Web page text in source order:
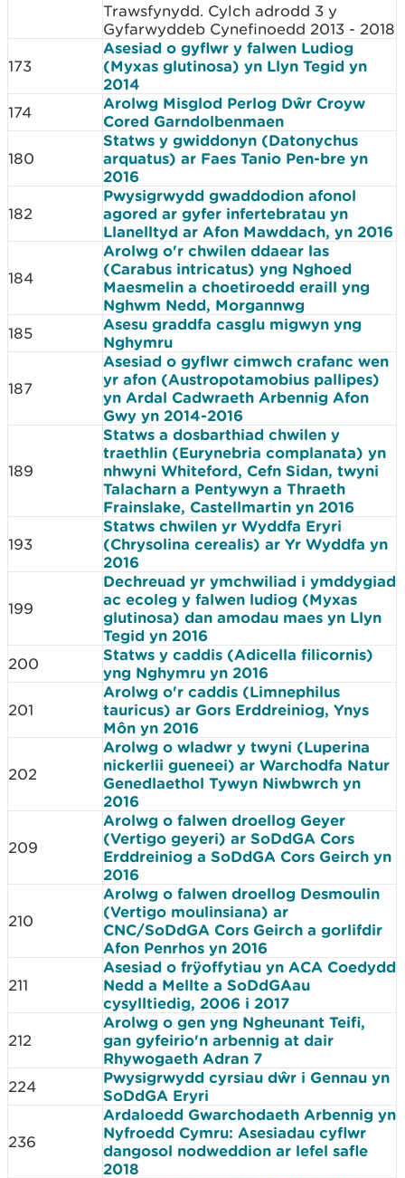
Trawsfynydd. Cylch adrodd 3 y
Gyfarwyddeb Cynefinoedd 2013 - 2018
173
Asesiad o gyflwr y falwen Ludiog
(Myxas glutinosa) yn Llyn Tegid yn
2014
174
Arolwg Misglod Perlog Dŵr Croyw
Cored Garndolbenmaen
180
Statws y gwiddonyn (Datonychus
arquatus) ar Faes Tanio Pen-bre yn
2016
182
Pwysigrwydd gwaddodion afonol
agored ar gyfer infertebratau yn
Llanelltyd ar Afon Mawddach, yn 2016
184
Arolwg o'r chwilen ddaear las
(Carabus intricatus) yng Nghoed
Maesmelin a choetiroedd eraill yng
Nghwm Nedd, Morgannwg
185
Asesu graddfa casglu migwyn yng
Nghymru
187
Asesiad o gyflwr cimwch crafanc wen
yr afon (Austropotamobius pallipes)
yn Ardal Cadwraeth Arbennig Afon
Gwy yn 2014-2016
189
Statws a dosbarthiad chwilen y
traethlin (Eurynebria complanata) yn
nhwyni Whiteford, Cefn Sidan, twyni
Talacharn a Pentywyn a Thraeth
Frainslake, Castellmartin yn 2016
193
Statws chwilen yr Wyddfa Eryri
(Chrysolina cerealis) ar Yr Wyddfa yn
2016
199
Dechreuad yr ymchwiliad i ymddygiad
ac ecoleg y falwen ludiog (Myxas
glutinosa) dan amodau maes yn Llyn
Tegid yn 2016
200
Statws y caddis (Adicella filicornis)
yng Nghymru yn 2016
201
Arolwg o'r caddis (Limnephilus
tauricus) ar Gors Erddreiniog, Ynys
Môn yn 2016
202
Arolwg o wladwr y twyni (Luperina
nickerlii gueneei) ar Warchodfa Natur
Genedlaethol Tywyn Niwbwrch yn
2016
209
Arolwg o falwen droellog Geyer
(Vertigo geyeri) ar SoDdGA Cors
Erddreiniog a SoDdGA Cors Geirch yn
2016
210
Arolwg o falwen droellog Desmoulin
(Vertigo moulinsiana) ar
CNC/SoDdGA Cors Geirch a gorlifdir
Afon Penrhos yn 2016
211
Asesiad o frÿoffytiau yn ACA Coedydd
Nedd a Mellte a SoDdGAau
cysylltiedig, 2006 i 2017
212
Arolwg o gen yng Ngheunant Teifi,
gan gyfeirio'n arbennig at dair
Rhywogaeth Adran 7
224
Pwysigrwydd cyrsiau dŵr i Gennau yn
SoDdGA Eryri
236
Ardaloedd Gwarchodaeth Arbennig yn
Nyfroedd Cymru: Asesiadau cyflwr
dangosol nodweddion ar lefel safle
2018